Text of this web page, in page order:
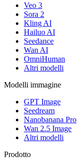
Veo 3
Sora 2
Kling AI
Hailuo AI
Seedance
Wan AI
OmniHuman
Altri modelli
Modelli immagine
GPT Image
Seedream
Nanobanana Pro
Wan 2.5 Image
Altri modelli
Prodotto